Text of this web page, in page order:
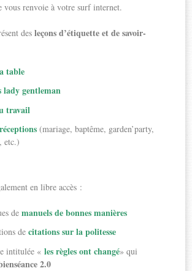
vous renvoie à votre surf internet.
desleçons d’étiquette et de savoir-
table
lady gentleman
travail
réceptions (mariage, baptême, garden’party,
etc.)
en libre accès :
demanuels de bonnes manières
decitations sur la politesse
intitulée «les règles ont changé» qui
2.0